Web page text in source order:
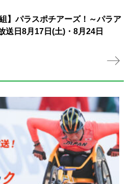
】パラスポチアーズ！～パラア
送日8月17日(土)・8月24日